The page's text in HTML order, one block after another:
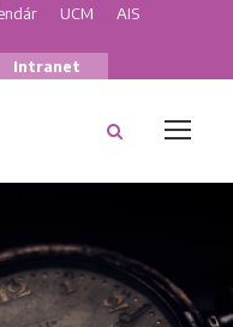
UCM
AIS
Intranet